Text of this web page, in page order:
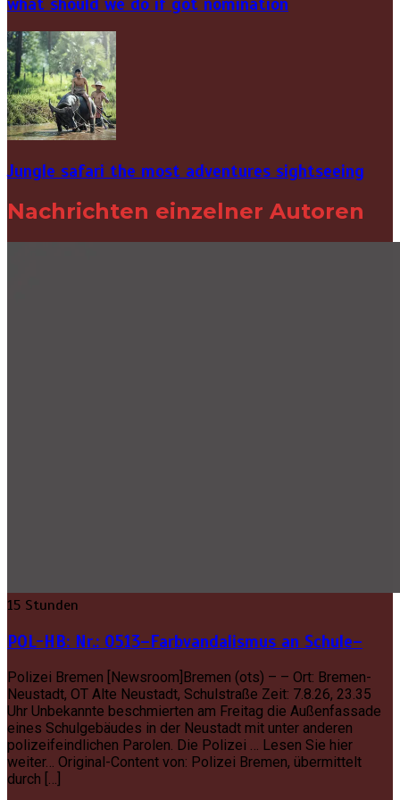
Jungle safari the most adventures sightseeing
Nachrichten einzelner Autoren
15 Stunden
POL-HB: Nr.: 0513–Farbvandalismus an Schule–
Polizei Bremen [Newsroom]Bremen (ots) – – Ort: Bremen-
Neustadt, OT Alte Neustadt, Schulstraße Zeit: 7.8.26, 23.35
Uhr Unbekannte beschmierten am Freitag die Außenfassade
eines Schulgebäudes in der Neustadt mit unter anderen
polizeifeindlichen Parolen. Die Polizei … Lesen Sie hier
weiter… Original-Content von: Polizei Bremen, übermittelt
durch […]